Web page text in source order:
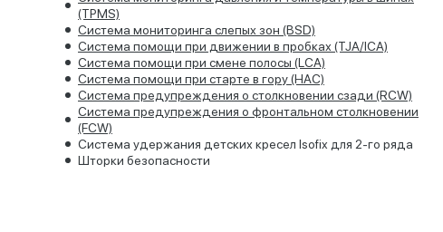
(TPMS)
Система мониторинга слепых зон (BSD)
Система помощи при движении в пробках (TJA/ICA)
Система помощи при смене полосы (LCA)
Система помощи при старте в гору (HAC)
Система предупреждения о столкновении сзади (RCW)
Система предупреждения о фронтальном столкновении
(FCW)
Система удержания детских кресел Isofix для 2-го ряда
Шторки безопасности